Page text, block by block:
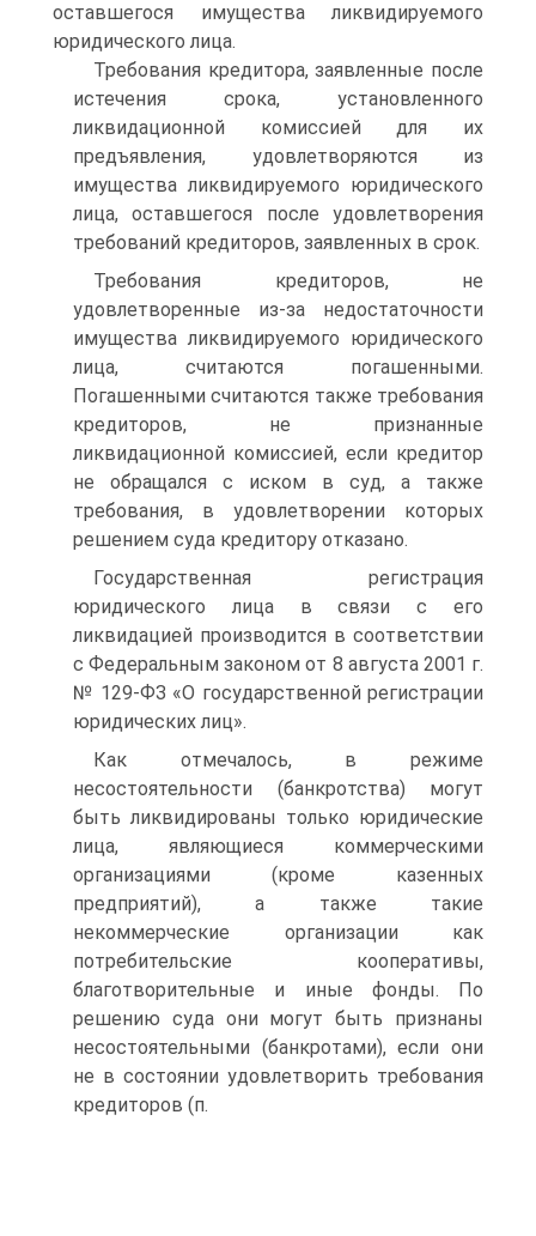
оставшегося имущества ликвидируемого
юридического лица.
Требования кредитора, заявленные после
истечения срока, установленного
ликвидационной комиссией для их
предъявления, удовлетворяются из
имущества ликвидируемого юридического
лица, оставшегося после удовлетворения
требований кредиторов, заявленных в срок.
Требования кредиторов, не
удовлетворенные из-за недостаточности
имущества ликвидируемого юридического
лица, считаются погашенными.
Погашенными считаются также требования
кредиторов, не признанные
ликвидационной комиссией, если кредитор
не обращался с иском в суд, а также
требования, в удовлетворении которых
решением суда кредитору отказано.
Государственная регистрация
юридического лица в связи с его
ликвидацией производится в соответствии
с Федеральным законом от 8 августа 2001 г.
№ 129-ФЗ «О государственной регистрации
юридических лиц».
Как отмечалось, в режиме
несостоятельности (банкротства) могут
быть ликвидированы только юридические
лица, являющиеся коммерческими
организациями (кроме казенных
предприятий), а также такие
некоммерческие организации как
потребительские кооперативы,
благотворительные и иные фонды. По
решению суда они могут быть признаны
несостоятельными (банкротами), если они
не в состоянии удовлетворить требования
кредиторов (п.